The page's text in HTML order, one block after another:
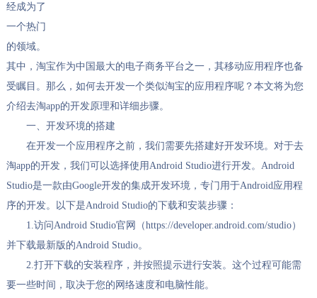
经成为了
一个热门
的领域。
其中，淘宝作为中国最大的电子商务平台之一，其移动应用程序也备
受瞩目。那么，如何去开发一个类似淘宝的应用程序呢？本文将为您
介绍去淘app的开发原理和详细步骤。
一、开发环境的搭建
在开发一个应用程序之前，我们需要先搭建好开发环境。对于去
淘app的开发，我们可以选择使用Android Studio进行开发。Android
Studio是一款由Google开发的集成开发环境，专门用于Android应用程
序的开发。以下是Android Studio的下载和安装步骤：
1.访问Android Studio官网（https://developer.android.com/studio）
并下载最新版的Android Studio。
2.打开下载的安装程序，并按照提示进行安装。这个过程可能需
要一些时间，取决于您的网络速度和电脑性能。